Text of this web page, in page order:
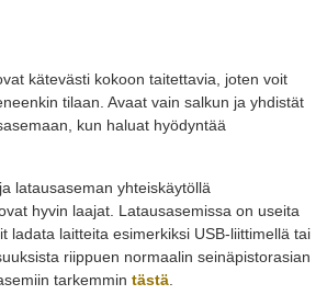
kätevästi kokoon taitettavia, joten voit
tilaan. Avaat vain salkun ja yhdistät
kun haluat hyödyntää
latausaseman yhteiskäytöllä
hyvin laajat. Latausasemissa on useita
ladata laitteita esimerkiksi USB-liittimellä tai
riippuen normaalin seinäpistorasian
tarkemmin tästä